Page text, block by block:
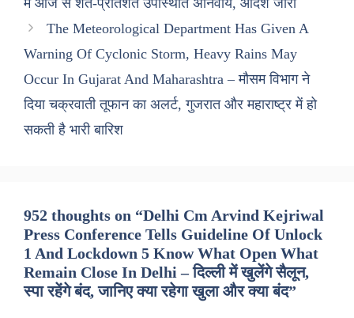
में आज से शत-प्रतिशत उपस्थिति अनिवार्य, आदेश जारी
The Meteorological Department Has Given A
Warning Of Cyclonic Storm, Heavy Rains May
Occur In Gujarat And Maharashtra – मौसम विभाग ने
दिया चक्रवाती तूफान का अलर्ट, गुजरात और महाराष्ट्र में हो
सकती है भारी बारिश
952 thoughts on “Delhi Cm Arvind Kejriwal
Press Conference Tells Guideline Of Unlock
1 And Lockdown 5 Know What Open What
Remain Close In Delhi – दिल्ली में खुलेंगे सैलून,
स्पा रहेंगे बंद, जानिए क्या रहेगा खुला और क्या बंद”